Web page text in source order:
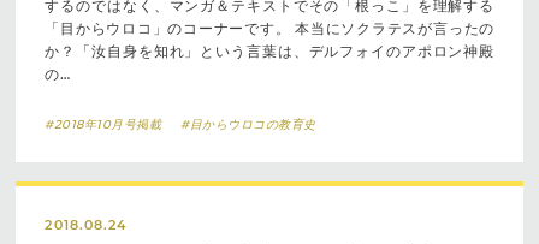
するのではなく、マンガ＆テキストでその「根っこ」を理解する
「目からウロコ」のコーナーです。 本当にソクラテスが言ったの
か？「汝自身を知れ」という言葉は、デルフォイのアポロン神殿
の…
#2018年10月号掲載 #目からウロコの教育史
2018.08.24